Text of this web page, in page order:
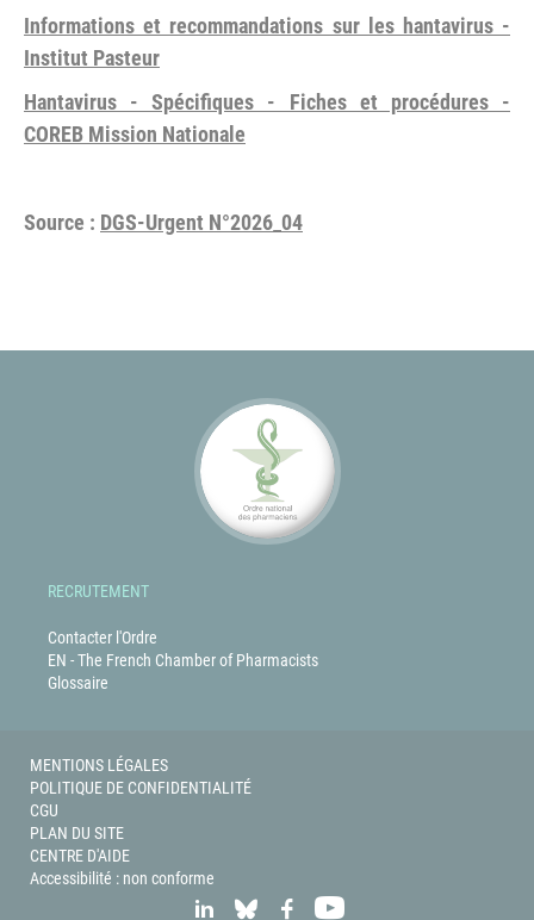
Informations et recommandations sur les hantavirus -
Institut Pasteur
Hantavirus - Spécifiques - Fiches et procédures -
COREB Mission Nationale
Source : DGS-Urgent N°2026_04
RECRUTEMENT
Contacter l'Ordre
EN - The French Chamber of Pharmacists
Glossaire
MENTIONS LÉGALES
POLITIQUE DE CONFIDENTIALITÉ
CGU
PLAN DU SITE
CENTRE D'AIDE
Accessibilité : non conforme
LINKEDIN
BLUESKYFACEBOOK